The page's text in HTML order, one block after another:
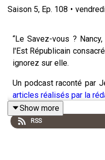
Saison 5, Ep. 108 •
“Le Savez-vous ?
l'Est Républicain
ignorez sur elle.
Un podcast raconté par
articles réalisés par la
Show more
RSS